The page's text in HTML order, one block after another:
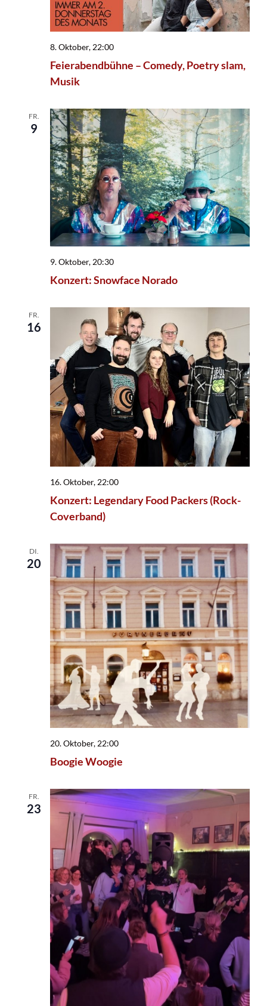
Feierabendbühne – Comedy, Poetry slam,
Musik
8. Oktober, 22:00
FR.
9
Konzert: Snowface Norado
9. Oktober, 20:30
FR.
16
Konzert: Legendary Food Packers (Rock-
Coverband)
16. Oktober, 22:00
DI.
20
Boogie Woogie
20. Oktober, 22:00
FR.
23